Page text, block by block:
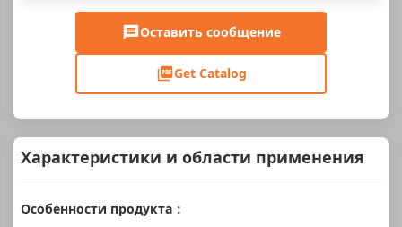
Оставить сообщение
Get Catalog
Характеристики и области применения
Особенности продукта：